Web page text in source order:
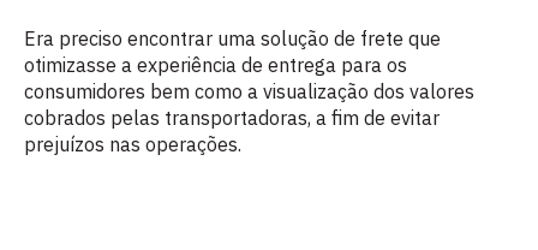
Era preciso encontrar uma solução de frete que
otimizasse a experiência de entrega para os
consumidores bem como a visualização dos valores
cobrados pelas transportadoras, a fim de evitar
prejuízos nas operações.